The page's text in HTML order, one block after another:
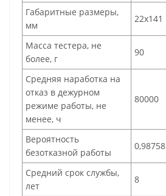
Габаритные размеры,
мм
22х141
Масса тестера, не
более, г
90
Средняя наработка на
отказ в дежурном
режиме работы, не
менее, ч
80000
Вероятность
безотказной работы
0,98758
Средний срок службы,
лет
8